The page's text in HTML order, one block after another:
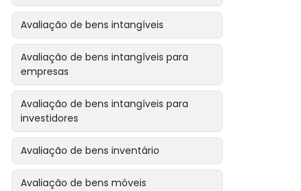
Avaliação de bens intangíveis
Avaliação de bens intangíveis para
empresas
Avaliação de bens intangíveis para
investidores
Avaliação de bens inventário
Avaliação de bens móveis